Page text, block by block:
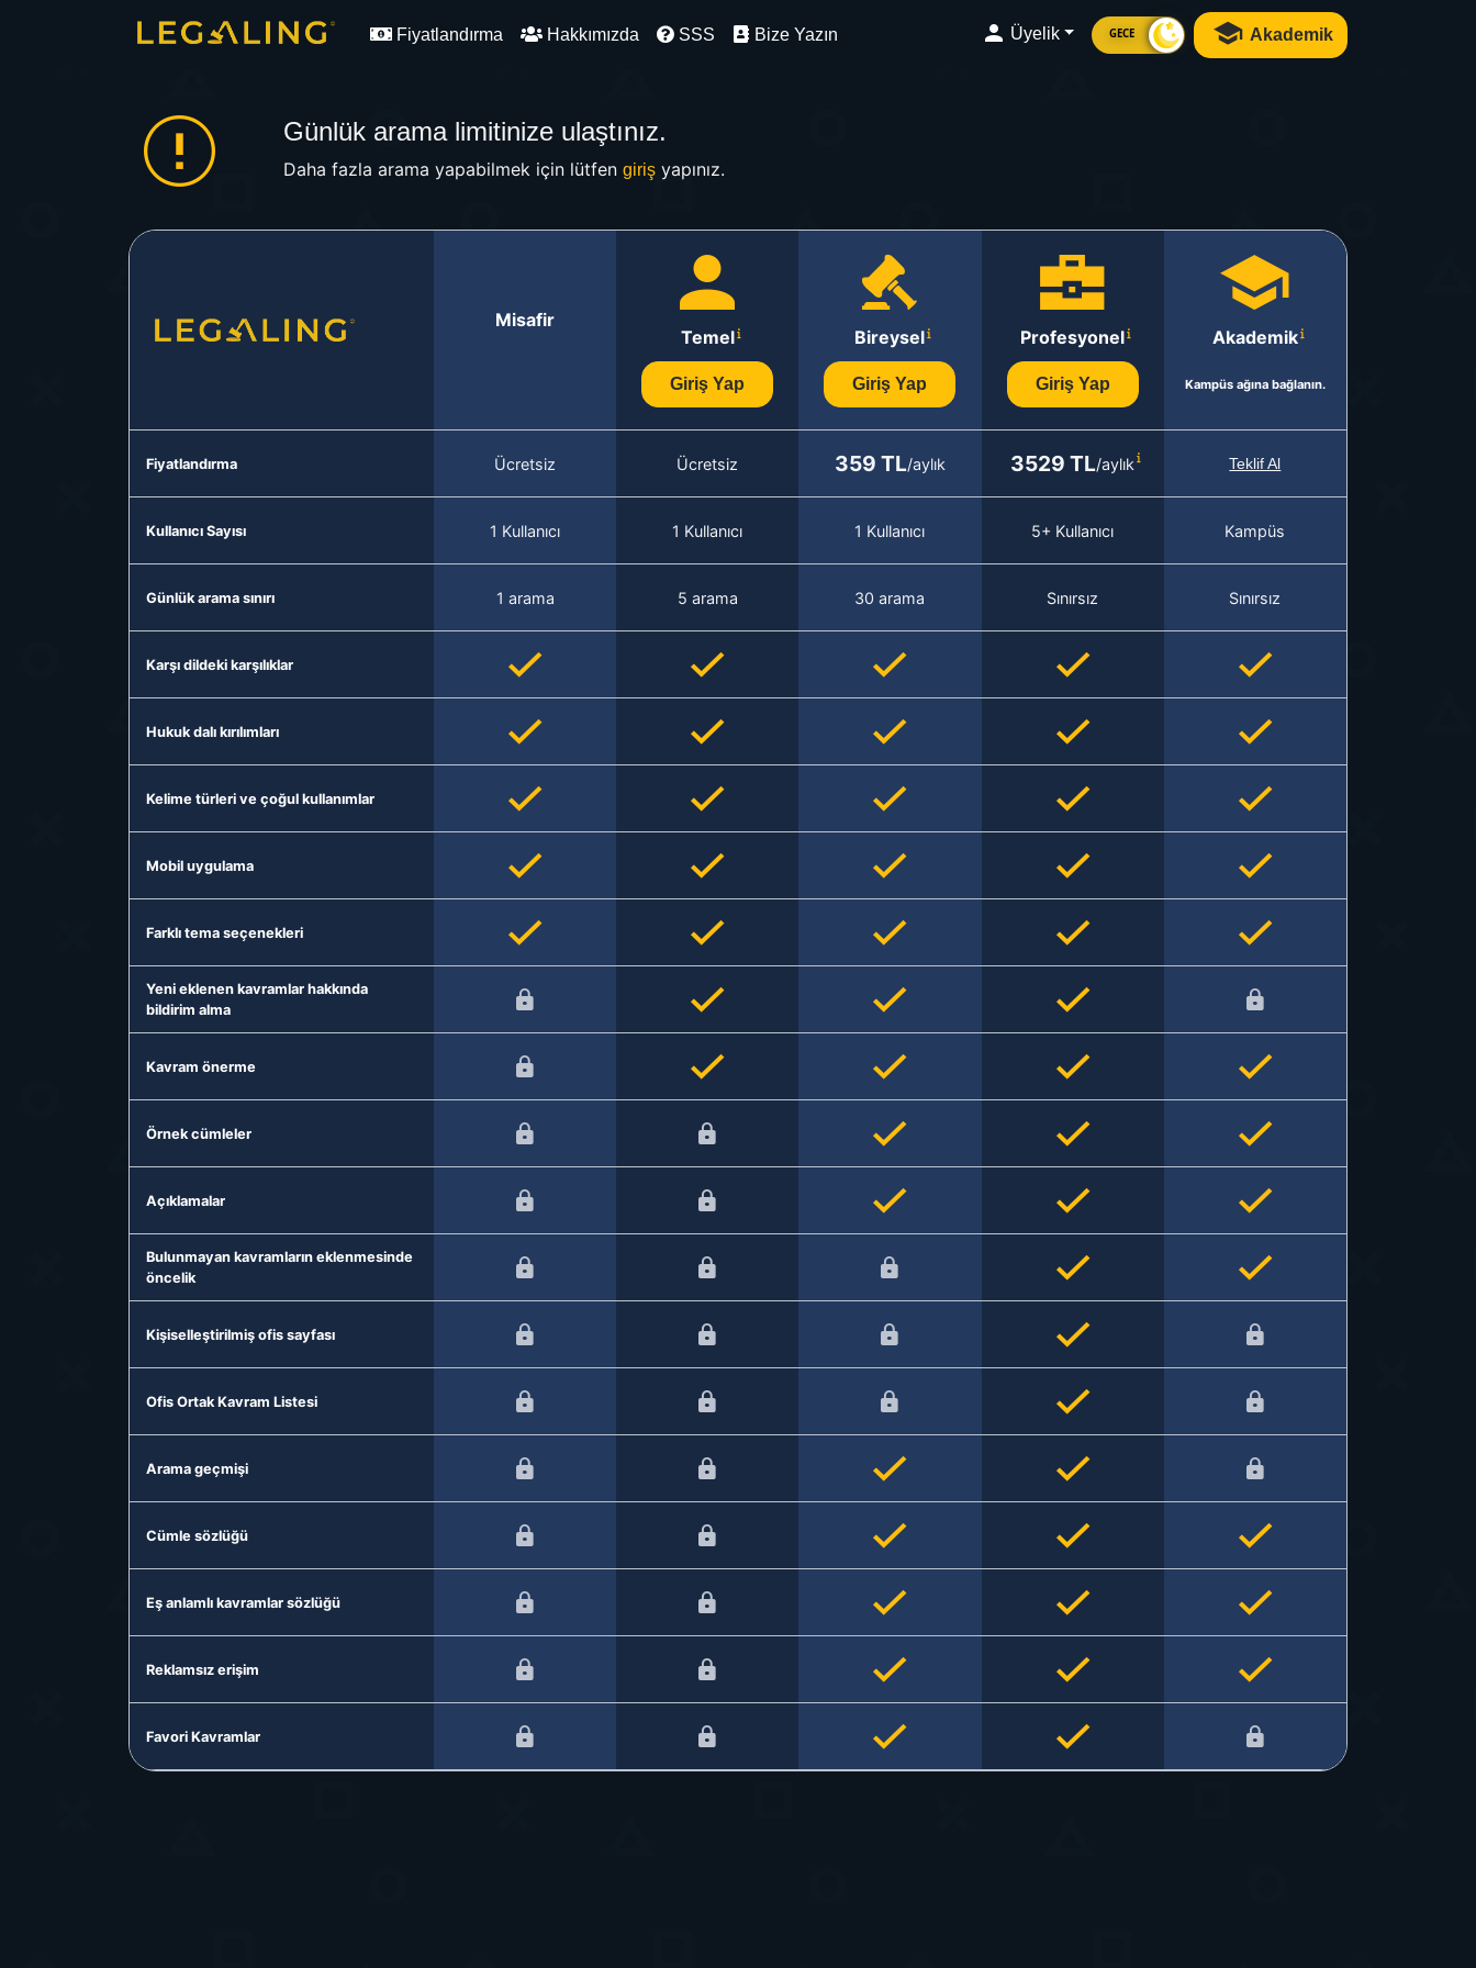
Fiyatlandırma Hakkımızda SSS Bize Yazın Üyelik GECE Akademik
Günlük arama limitinize ulaştınız.
Daha fazla arama yapabilmek için lütfen girişyapınız.
Misafir
Temel
Giriş Yap
Bireysel
Giriş Yap
Profesyonel
Giriş Yap
Akademik
Kampüs ağına bağlanın.
Fiyatlandırma Ücretsiz Ücretsiz 359 TL/aylık 3529 TL/aylık Teklif Al
Kullanıcı Sayısı 1 Kullanıcı 1 Kullanıcı 1 Kullanıcı 5+ Kullanıcı Kampüs
Günlük arama sınırı 1 arama 5 arama 30 arama Sınırsız Sınırsız
Karşı dildeki karşılıklar
Hukuk dalı kırılımları
Kelime türleri ve çoğul kullanımlar
Mobil uygulama
Farklı tema seçenekleri
Yeni eklenen kavramlar hakkında
bildirim alma
Kavram önerme
Örnek cümleler
Açıklamalar
Bulunmayan kavramların eklenmesinde
öncelik
Kişiselleştirilmiş ofis sayfası
Ofis Ortak Kavram Listesi
Arama geçmişi
Cümle sözlüğü
Eş anlamlı kavramlar sözlüğü
Reklamsız erişim
Favori Kavramlar